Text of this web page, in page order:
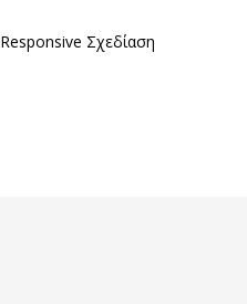
Responsive Σχεδίαση